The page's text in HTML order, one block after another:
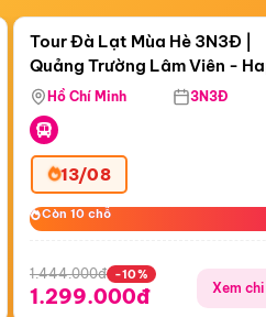
Còn05 ngày 08:18:45
Tour Đà Lạt Mùa Hè 3N3Đ |
Quảng Trường Lâm Viên -
Hill - Puppy Farm
Hồ Chí Minh 3N3Đ
13/08
Còn 10 chỗ
Còn 10 chỗ
1.444.000đ -10%
1.299.000đ Xem